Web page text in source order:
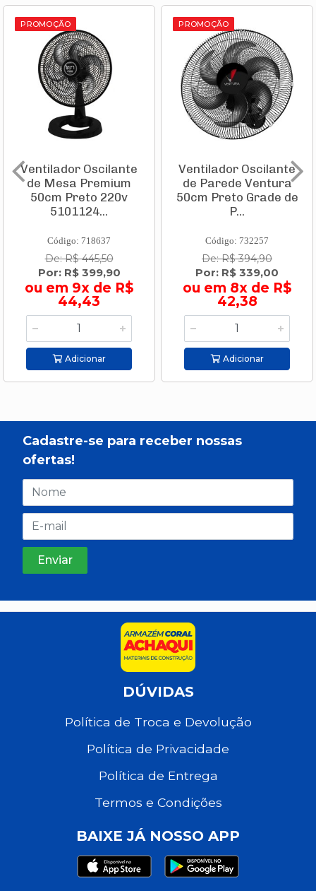
PROMOÇÃO
Ventilador Oscilante
de Mesa Premium
50cm Preto 220v
5101124...
Código: 718637
De: R$ 445,50
Por: R$ 399,90
ou em 9x de R$
44,43
Adicionar
PROMOÇÃO
Ventilador Oscilante
de Parede Ventura
50cm Preto Grade de
P...
Código: 732257
De: R$ 394,90
Por: R$ 339,00
ou em 8x de R$
42,38
Adicionar
Cadastre-se para receber nossas
ofertas!
DÚVIDAS
Política de Troca e Devolução
Política de Privacidade
Política de Entrega
Termos e Condições
BAIXE JÁ NOSSO APP